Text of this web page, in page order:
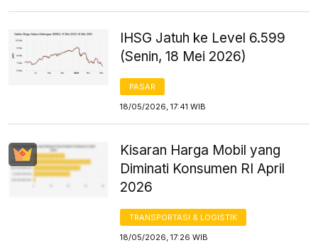
IHSG Jatuh ke Level 6.599
(Senin, 18 Mei 2026)
PASAR
18/05/2026, 17:41 WIB
Kisaran Harga Mobil yang
Diminati Konsumen RI April
2026
TRANSPORTASI & LOGISTIK
18/05/2026, 17:26 WIB